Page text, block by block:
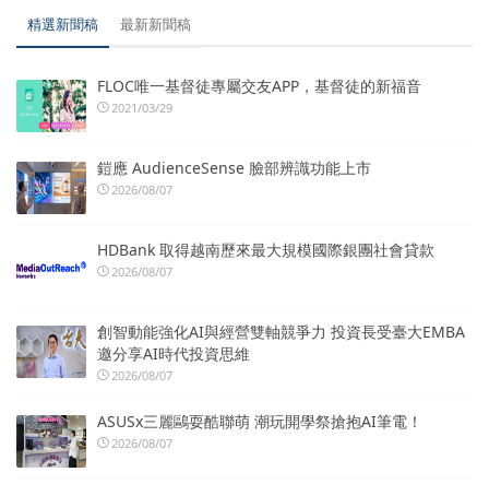
精選新聞稿 最新新聞稿
FLOC唯一基督徒專屬交友APP，基督徒的新福音
2021/03/29
鎧應 AudienceSense 臉部辨識功能上市
2026/08/07
HDBank 取得越南歷來最大規模國際銀團社會貸款
2026/08/07
創智動能強化AI與經營雙軸競爭力 投資長受臺大EMBA
邀分享AI時代投資思維
2026/08/07
ASUSx三麗鷗耍酷聯萌 潮玩開學祭搶抱AI筆電！
2026/08/07